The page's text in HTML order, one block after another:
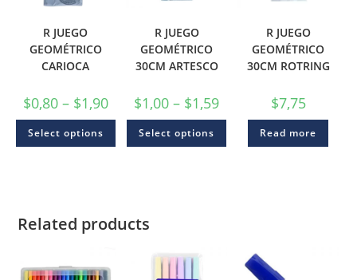
R JUEGO
GEOMÉTRICO
CARIOCA
$0,80 – $1,90
Select options
R JUEGO
GEOMÉTRICO
30CM ARTESCO
$1,00 – $1,59
Select options
R JUEGO
GEOMÉTRICO
30CM ROTRING
$7,75
Read more
Related products